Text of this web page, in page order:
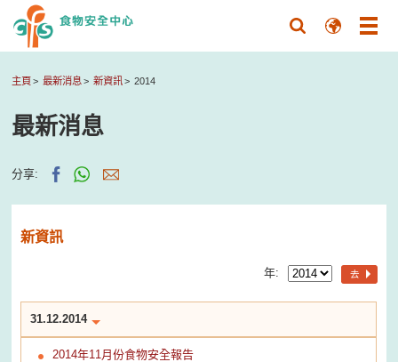
主頁 最新消息 新資訊 2014
最新消息
分享:
新資訊
年: 去
31.12.2014
2014年11月份食物安全報告